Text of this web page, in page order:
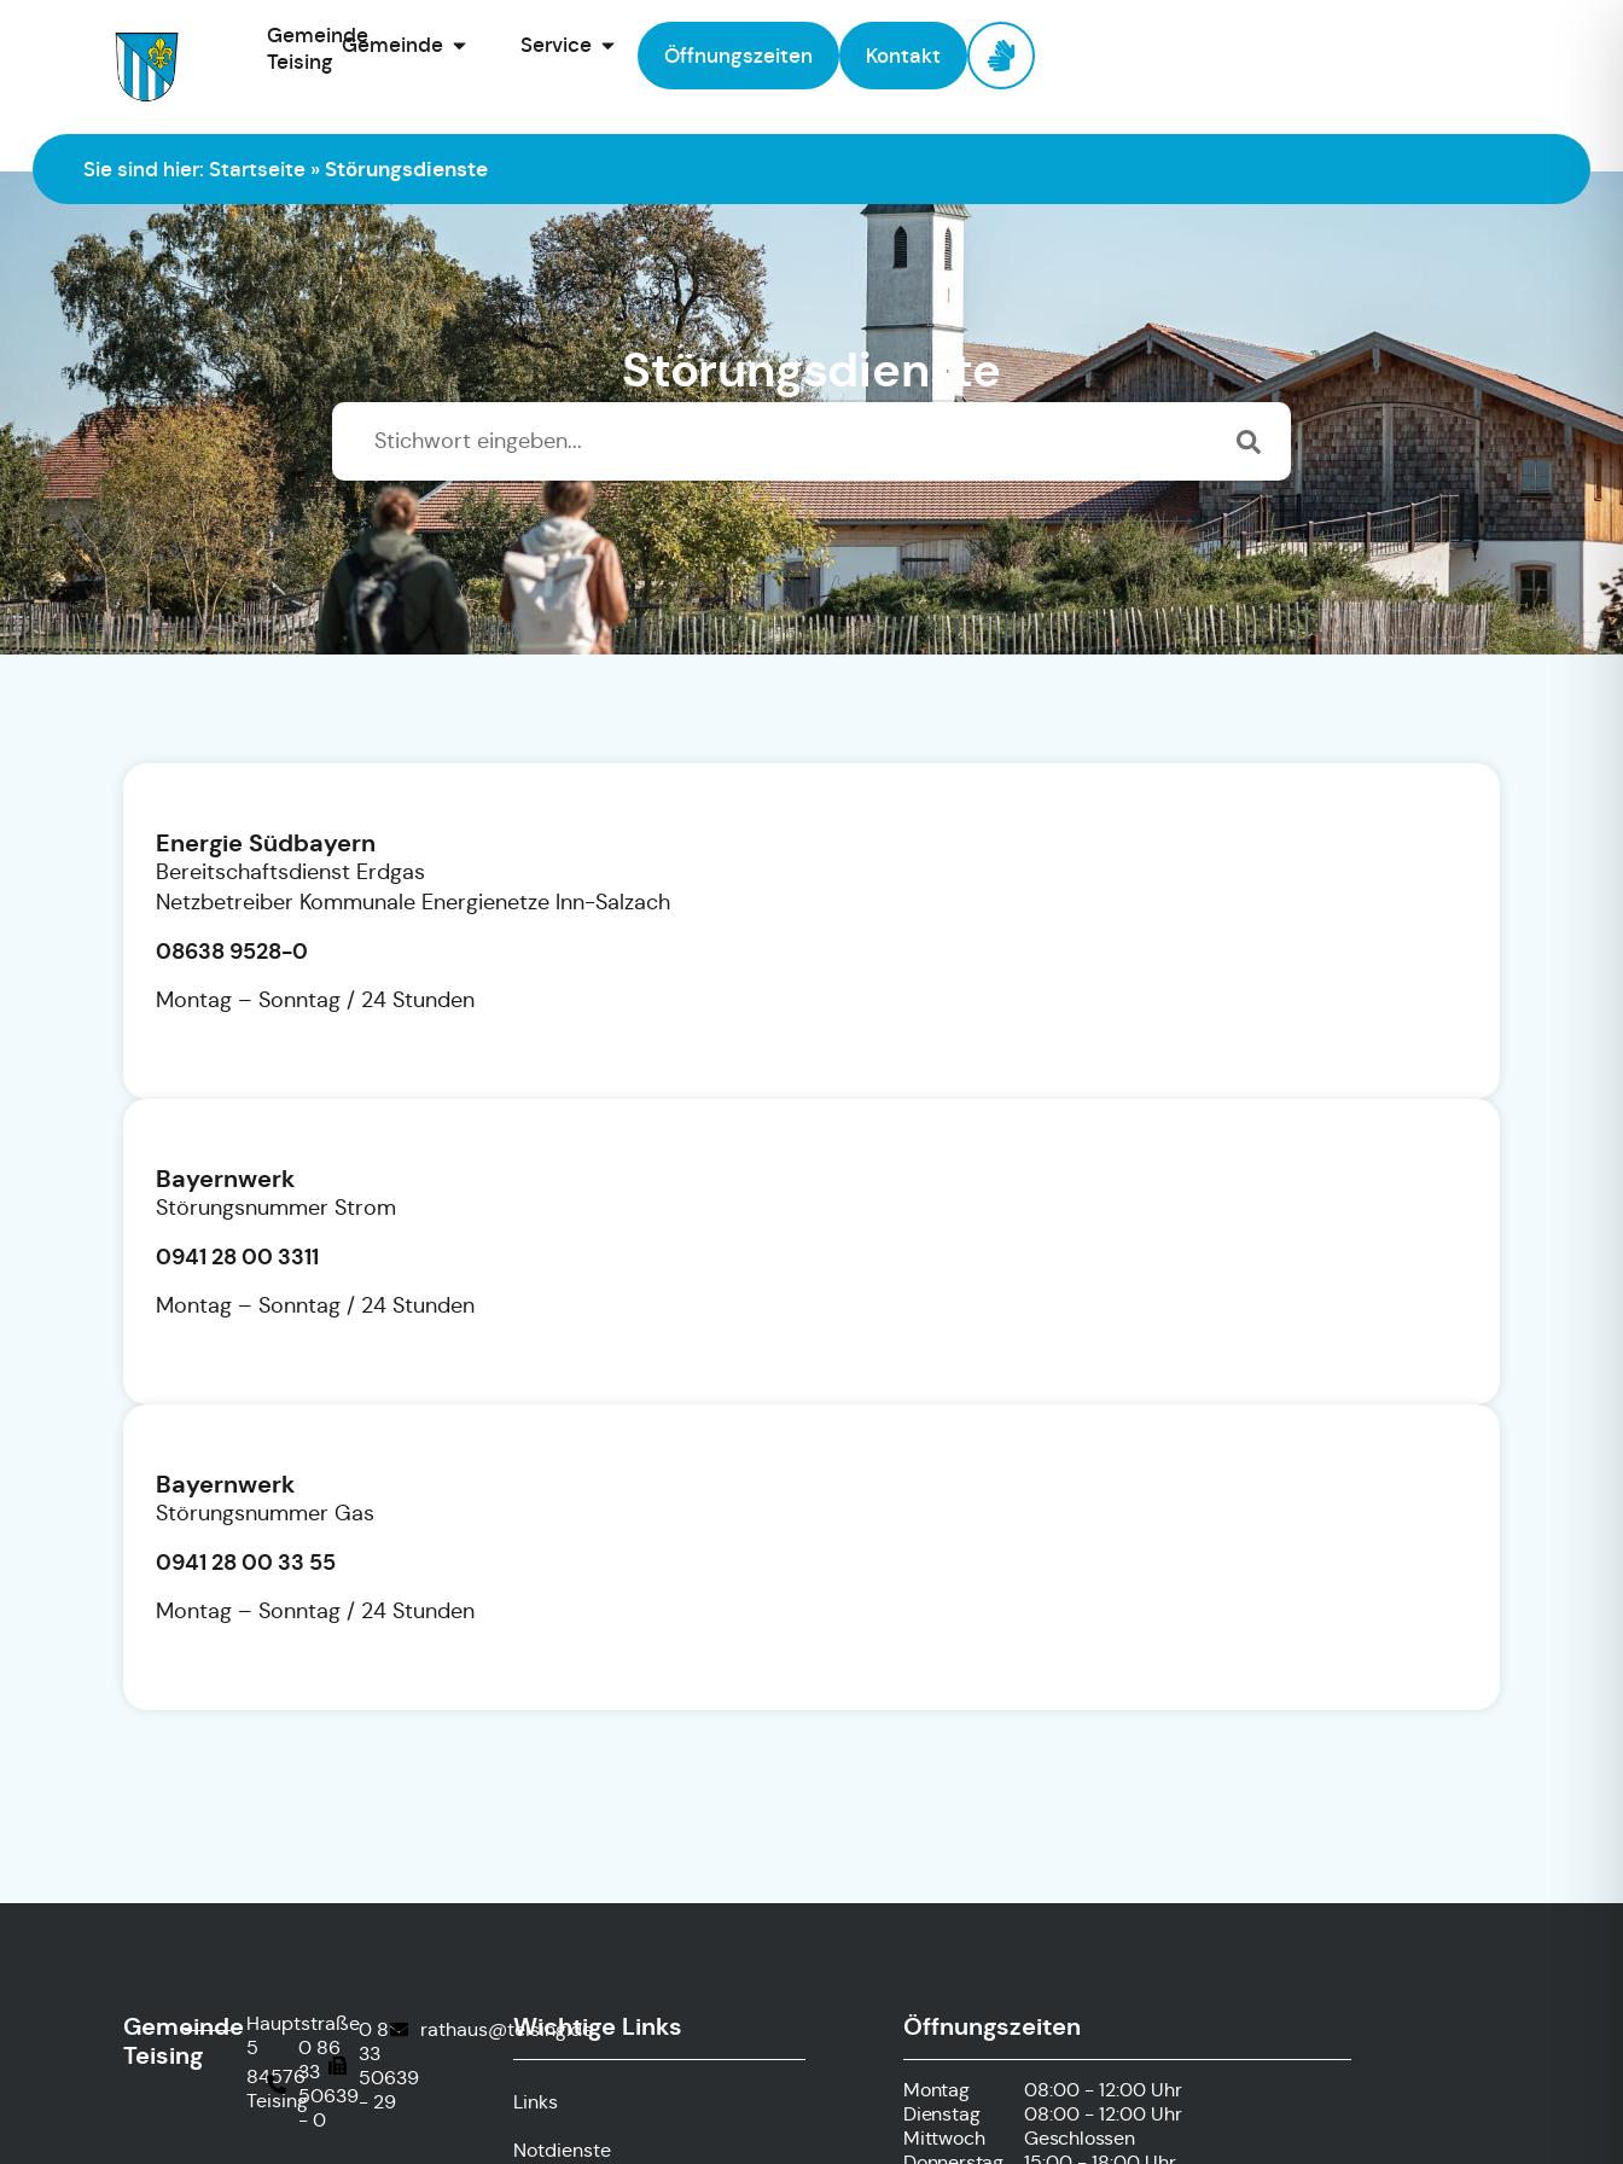
Gemeinde
Teising
Gemeinde Service Öffnungszeiten Kontakt
Sie sind hier: Startseite »Störungsdienste
Störungsdienste
Energie Südbayern
Bereitschaftsdienst Erdgas
Netzbetreiber Kommunale Energienetze Inn-Salzach
08638 9528-0
Montag – Sonntag / 24 Stunden
Bayernwerk
Störungsnummer Strom
0941 28 00 3311
Montag – Sonntag / 24 Stunden
Bayernwerk
Störungsnummer Gas
0941 28 00 33 55
Montag – Sonntag / 24 Stunden
Gemeinde
Teising
Hauptstraße
5
84576
Teising
0 86
33
50639
- 0
0 86
33
50639
- 29
rathaus@teising.deWichtige Links
Links
Notdienste
Öffnungszeiten
Montag
08:00 - 12:00 Uhr
Dienstag
08:00 - 12:00 Uhr
Mittwoch
Geschlossen